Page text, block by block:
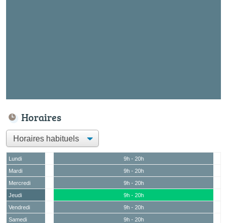
Horaires
Lundi
9h - 20h
Mardi
9h - 20h
Mercredi
9h - 20h
Jeudi
9h - 20h
Vendredi
9h - 20h
Samedi
9h - 20h